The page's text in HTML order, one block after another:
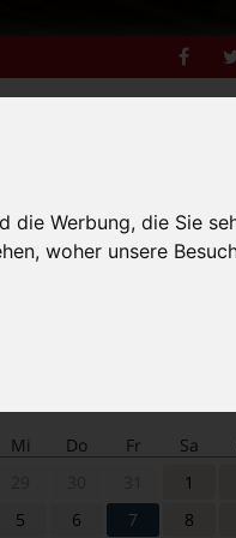
die Werbung, die Sie
woher unsere
Mi Do Fr Sa
1
5 6 7 8